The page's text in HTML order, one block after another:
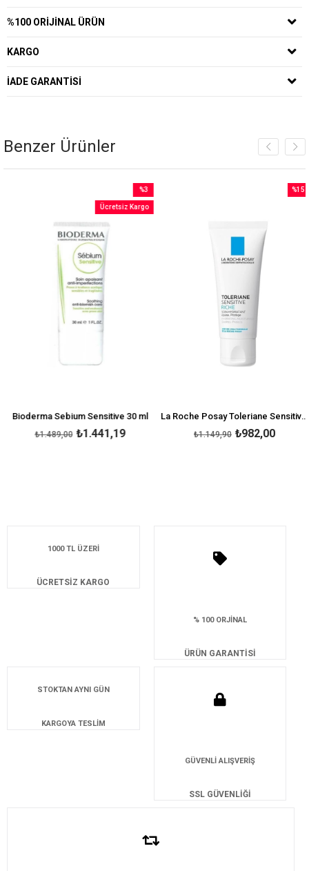
%100 ORIJINAL ÜRÜN
KARGO
İADE GARANTISI
Benzer Ürünler
Bioderma Sebium Sensitive 30 ml
₺1.441,19
₺1.489,00
%3
İndirim
Ücretsiz Kargo
La Roche Posay Toleriane Sensitive Riche 40 ml
₺982,00
₺1.149,90
%15
1000 TL ÜZERİ
ÜCRETSİZ KARGO
% 100 ORJİNAL
ÜRÜN GARANTİSİ
STOKTAN AYNI GÜN
KARGOYA TESLİM
GÜVENLİ ALIŞVERİŞ
SSL GÜVENLİĞİ